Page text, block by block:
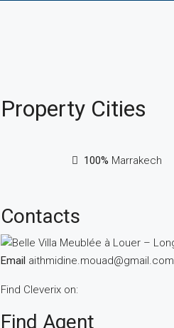
Property Cities
100% Marrakech
Contacts
Email aithmidine.mouad@gmail.com
Find Cleverix on:
Find Agent